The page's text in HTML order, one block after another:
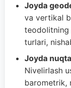
Joyda
va vertikal
teodolitning
turlari,
Joyda
Nivelirlash
barometrik,